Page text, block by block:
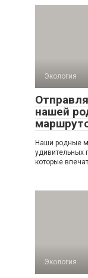
Экология
нашей
Наши родные
удивительных
которые
Экология